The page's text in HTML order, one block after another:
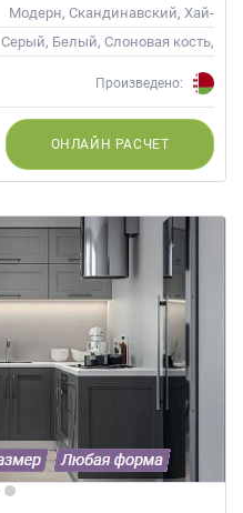
Модерн, Скандинавский, Хай-
тек, Неоклассика,
Современные
Серый, Белый, Слоновая кость,
Белый верх темный низ
Произведено:
ОНЛАЙН РАСЧЕТ